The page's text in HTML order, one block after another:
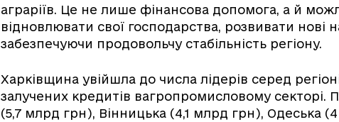
аграріїв. Це не лише фінансова допомога, а й
відновлювати свої господарства, розвивати нові
забезпечуючи продовольчу стабільність регіону.
Харківщина увійшла до числа лідерів серед
залучених кредитів вагропромисловому секторі.
(5,7 млрд грн), Вінницька (4,1 млрд грн), Одеська